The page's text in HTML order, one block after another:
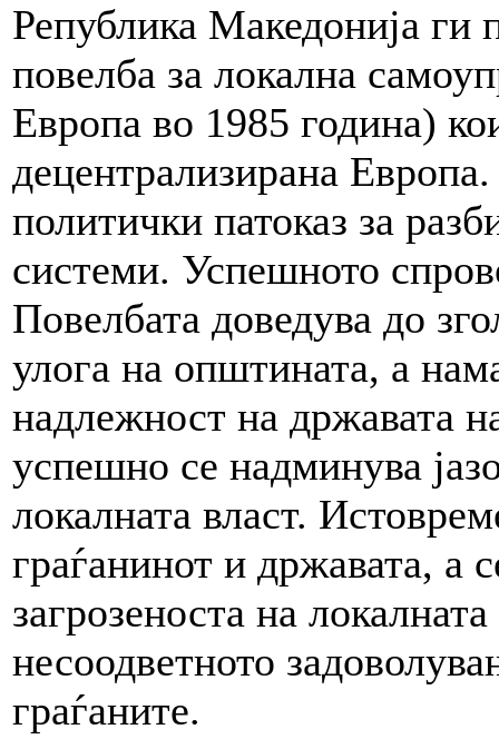
Република Македонија ги
повелба за локална
Европа во 1985 година)
децентрализирана
политички патоказ за
системи. Успешното
Повелбата доведува до
улога на општината, а
надлежност на државата
успешно се надминува
локалната власт.
граѓанинот и државата, а
загрозеноста на
несоодветното
граѓаните.